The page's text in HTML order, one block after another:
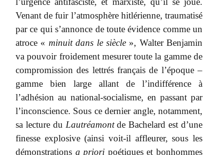
Venant de fuir l’atmosphère hitlérienne, traumatisé
par ce qui s’annonce de toute évidence comme un
atroce « minuit dans le siècle», Walter Benjamin
va pouvoir froidement mesurer toute la gamme de
compromission des lettrés français de l’époque –
gamme bien large allant de l’indifférence à
l’adhésion au national-socialisme, en passant par
l’inconscience. Sous ce dernier angle, notamment,
sa lecture du Lautréamontde Bachelard est d’une
finesse explosive (ainsi voit-il affleurer, sous les
démonstrations a priori poétiques et bonhommes